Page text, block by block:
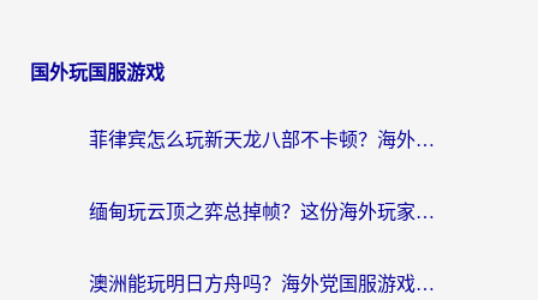
国外玩国服游戏
菲律宾怎么玩新天龙八部不卡顿？海外党国服游戏加速器终极指南（附欧洲国外玩家实测）
缅甸玩云顶之弈总掉帧？这份海外玩家专属加速器攻略帮你上分
澳洲能玩明日方舟吗？海外党国服游戏畅玩终极指南（附实用加速器选择技巧）